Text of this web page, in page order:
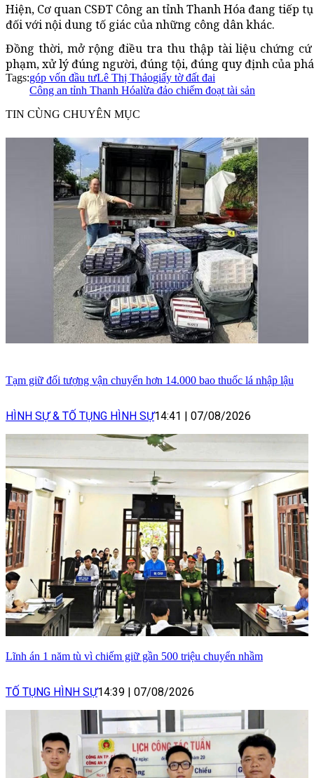
Hiện, Cơ quan CSĐT Công an tỉnh Thanh Hóa đang tiếp
đối với nội dung tố giác của những công dân khác.
Đồng thời, mở rộng điều tra thu thập tài liệu chứng
phạm, xử lý đúng người, đúng tội, đúng quy định của
Tags:góp vốn đầu tưLê Thị Thảogiấy tờ đất đai
Công an tỉnh Thanh Hóalừa đảo chiếm đoạt tài sản
TIN CÙNG CHUYÊN MỤC
Tạm giữ đối tượng vận chuyển hơn 14.000 bao thuốc lá nhập lậu
HÌNH SỰ & TỐ TỤNG HÌNH SỰ14:41 07/08/2026
Lĩnh án 1 năm tù vì chiếm giữ gần 500 triệu chuyển nhầm
TỐ TỤNG HÌNH SỰ14:39 07/08/2026